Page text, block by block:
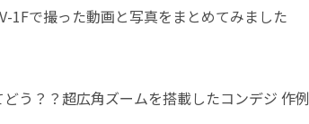
1Fで撮った動画と写真をまとめてみました
う？？超広角ズームを搭載したコンデジ 作例